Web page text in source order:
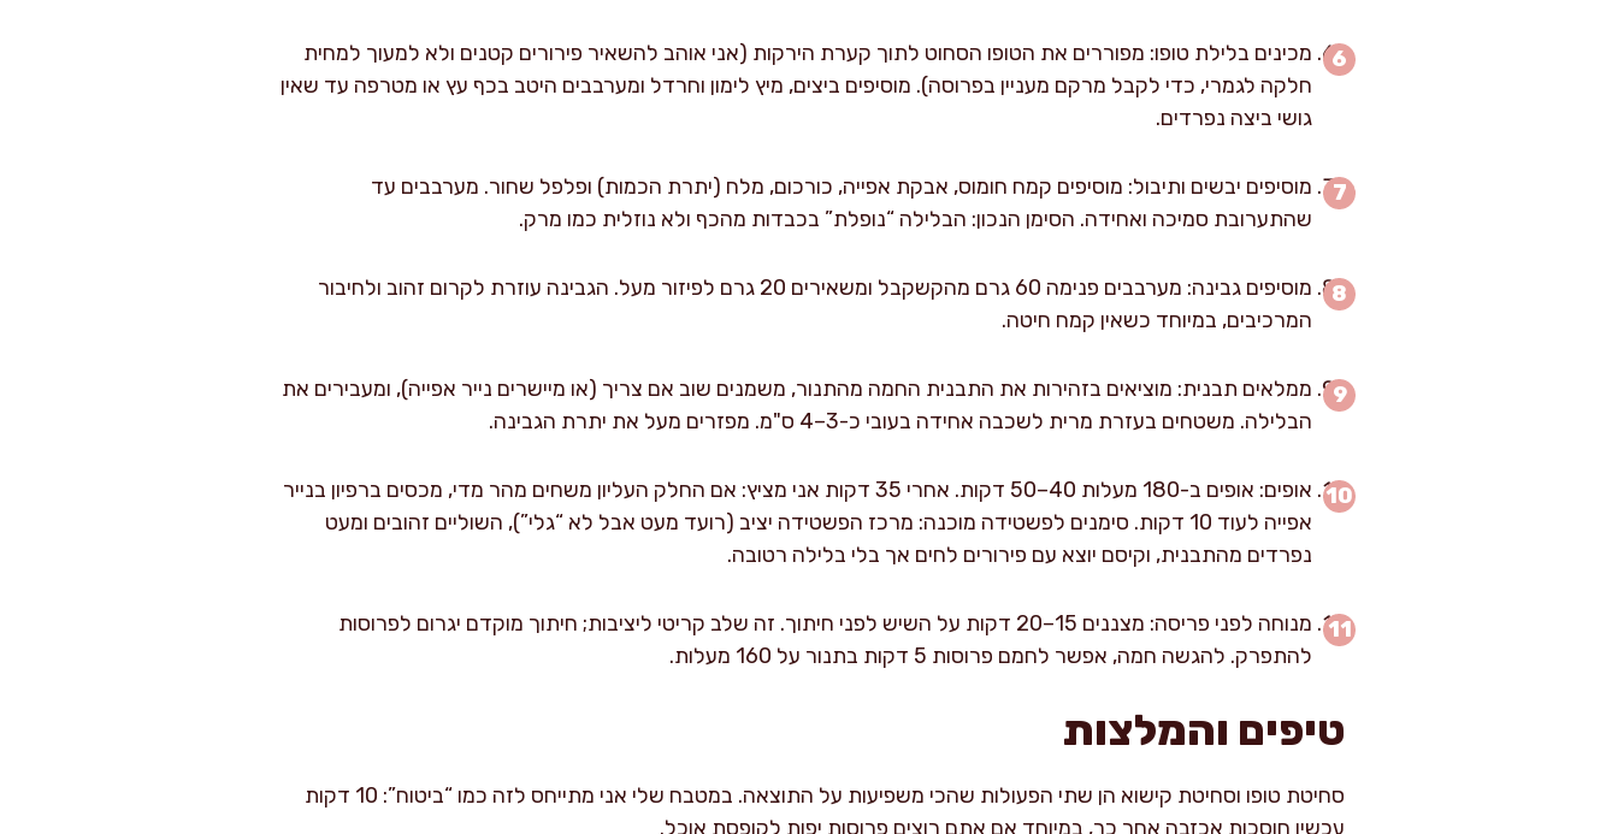
מכינים בלילת טופו: מפוררים את הטופו הסחוט לתוך קערת הירקות (אני אוהב להשאיר פירורים קטנים ולא למעוך למחית
חלקה לגמרי, כדי לקבל מרקם מעניין בפרוסה). מוסיפים ביצים, מיץ לימון וחרדל ומערבבים היטב בכף עץ או מטרפה עד שאין
גושי ביצה נפרדים.
מוסיפים יבשים ותיבול: מוסיפים קמח חומוס, אבקת אפייה, כורכום, מלח (יתרת הכמות) ופלפל שחור. מערבבים עד
שהתערובת סמיכה ואחידה. הסימן הנכון: הבלילה “נופלת” בכבדות מהכף ולא נוזלית כמו מרק.
מוסיפים גבינה: מערבבים פנימה 60 גרם מהקשקבל ומשאירים 20 גרם לפיזור מעל. הגבינה עוזרת לקרום זהוב ולחיבור
המרכיבים, במיוחד כשאין קמח חיטה.
ממלאים תבנית: מוציאים בזהירות את התבנית החמה מהתנור, משמנים שוב אם צריך (או מיישרים נייר אפייה), ומעבירים את
הבלילה. משטחים בעזרת מרית לשכבה אחידה בעובי כ-3–4 ס"מ. מפזרים מעל את יתרת הגבינה.
אופים: אופים ב-180 מעלות 40–50 דקות. אחרי 35 דקות אני מציץ: אם החלק העליון משחים מהר מדי, מכסים ברפיון בנייר
אפייה לעוד 10 דקות. סימנים לפשטידה מוכנה: מרכז הפשטידה יציב (רועד מעט אבל לא “גלי”), השוליים זהובים ומעט
נפרדים מהתבנית, וקיסם יוצא עם פירורים לחים אך בלי בלילה רטובה.
מנוחה לפני פריסה: מצננים 15–20 דקות על השיש לפני חיתוך. זה שלב קריטי ליציבות; חיתוך מוקדם יגרום לפרוסות
להתפרק. להגשה חמה, אפשר לחמם פרוסות 5 דקות בתנור על 160 מעלות.
טיפים והמלצות
סחיטת טופו וסחיטת קישוא הן שתי הפעולות שהכי משפיעות על התוצאה. במטבח שלי אני מתייחס לזה כמו “ביטוח”: 10 דקות
עכשיו חוסכות אכזבה אחר כך, במיוחד אם אתם רוצים פרוסות יפות לקופסת אוכל.